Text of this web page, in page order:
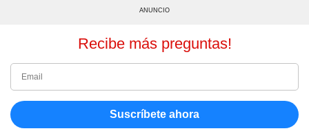
ANUNCIO
Recibe más preguntas!
Suscríbete ahora